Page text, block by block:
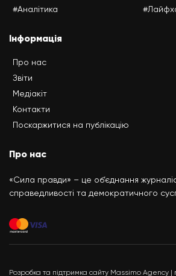
#Аналітика
Інформація
Про нас
Звіти
Медіакіт
Контакти
Поскаржитися на публікацію
Про нас
«Сила правди» – це об’єднання
справедливості та демократичного
Розробка та підтримка сайту Massimo Agency |